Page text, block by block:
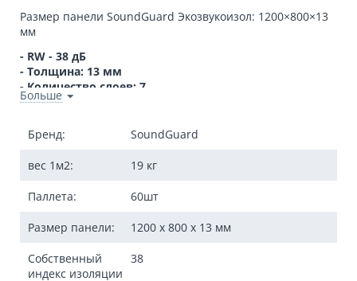
Размер панели SoundGuard Экозвукоизол: 1200×800×13
мм
- RW - 38 дБ
- Толщина: 13 мм
- Количество слоев: 7
- Вес: 18,5 кг
Вес панели: 18,5 кг
Собственный индекс изоляции воздушного шума
(RW) 38 дБ
Теплопроводность 0,17 Вт/м°С
Статичная нагрузка до 65 т/м²
стену с облицовкой - дополнительная звукоизоляция
составляет: ΔRw 8 дБ
Больше
Бренд: SoundGuard
вес 1м2: 19 кг
Паллета: 60шт
Размер панели: 1200 x 800 x 13 мм
Собственный
индекс изоляции
38